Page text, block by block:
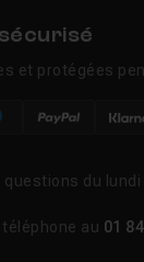
et protégées
du
téléphone au 01